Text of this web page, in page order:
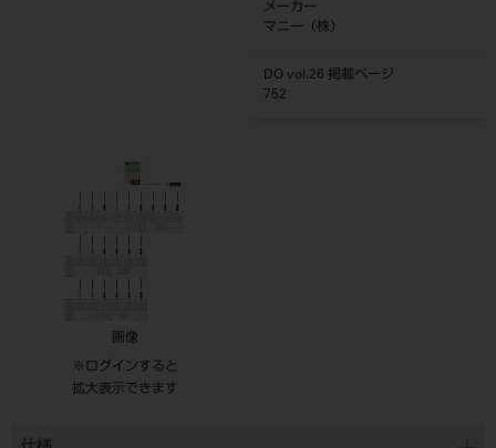
メーカー
マニー（株）
DO vol.26 掲載ページ
752
画像
※ログインすると
拡大表示できます